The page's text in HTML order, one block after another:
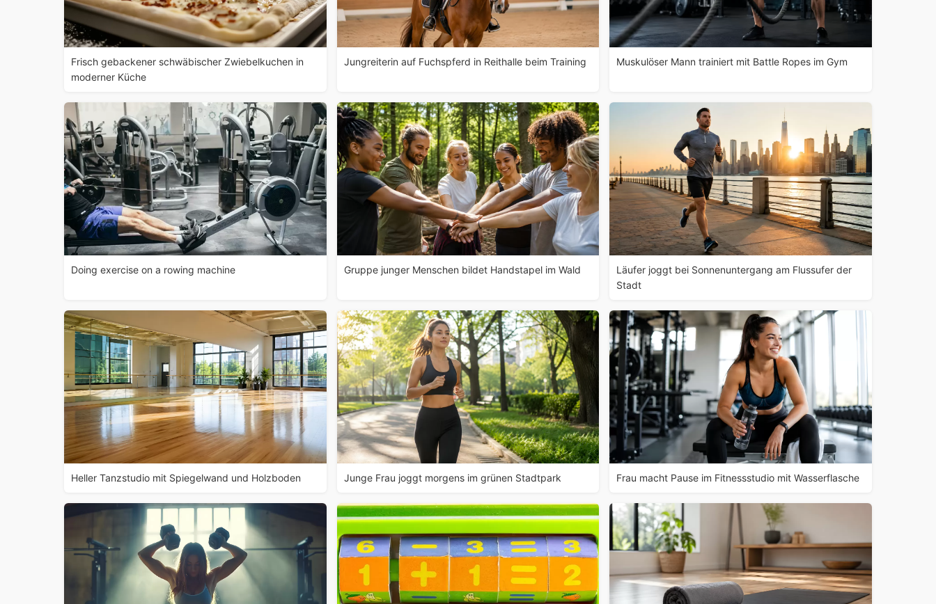
Frisch gebackener schwäbischer Zwiebelkuchen in
moderner Küche
Jungreiterin auf Fuchspferd in Reithalle beim Training Muskulöser Mann trainiert mit Battle Ropes im Gym
Doing exercise on a rowing machine Gruppe junger Menschen bildet Handstapel im Wald
Läufer joggt bei Sonnenuntergang am Flussufer der
Stadt
Heller Tanzstudio mit Spiegelwand und Holzboden Junge Frau joggt morgens im grünen Stadtpark Frau macht Pause im Fitnessstudio mit Wasserflasche